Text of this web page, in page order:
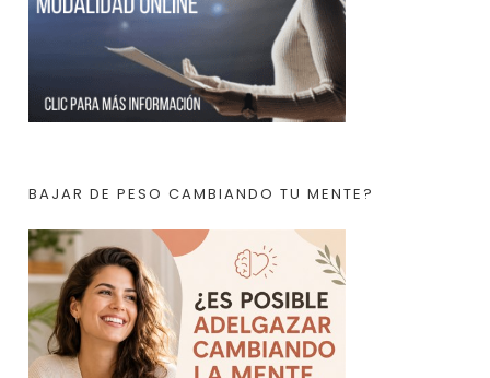
BAJAR DE PESO CAMBIANDO TU MENTE?